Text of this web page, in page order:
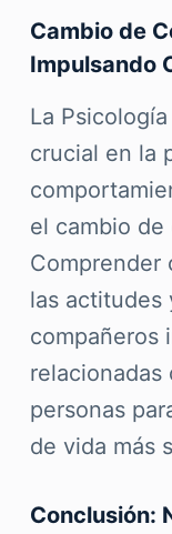
Cambio de
Impulsando
La
crucial en la
el cambio
Comprender
las actitudes
compañeros
relacionadas
personas
de vida más
Conclusión: